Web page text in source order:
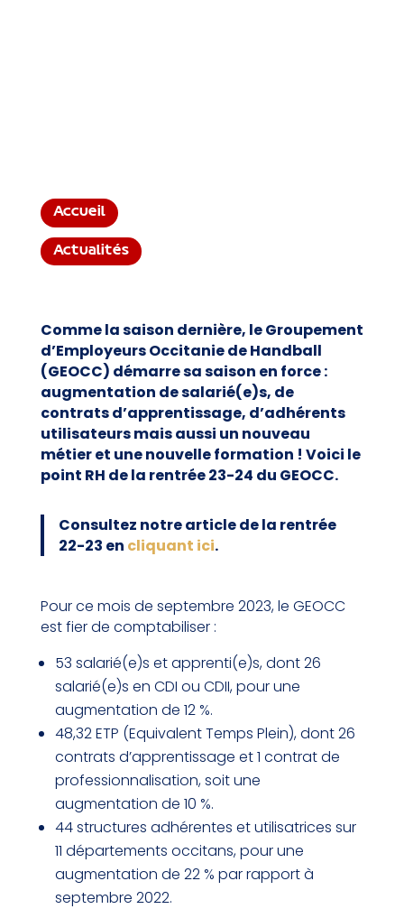
Accueil
Actualités
Comme la saison dernière, le Groupement
d’Employeurs Occitanie de Handball
(GEOCC) démarre sa saison en force :
augmentation de salarié(e)s, de
contrats d’apprentissage, d’adhérents
utilisateurs mais aussi un nouveau
métier et une nouvelle formation ! Voici le
point RH de la rentrée 23-24 du GEOCC.
Consultez notre article de la rentrée
22-23 en cliquant ici.
Pour ce mois de septembre 2023, le GEOCC
est fier de comptabiliser :
53 salarié(e)s et apprenti(e)s, dont 26
salarié(e)s en CDI ou CDII, pour une
augmentation de 12 %.
48,32 ETP (Equivalent Temps Plein), dont 26
contrats d’apprentissage et 1 contrat de
professionnalisation, soit une
augmentation de 10 %.
44 structures adhérentes et utilisatrices sur
11 départements occitans, pour une
augmentation de 22 % par rapport à
septembre 2022.